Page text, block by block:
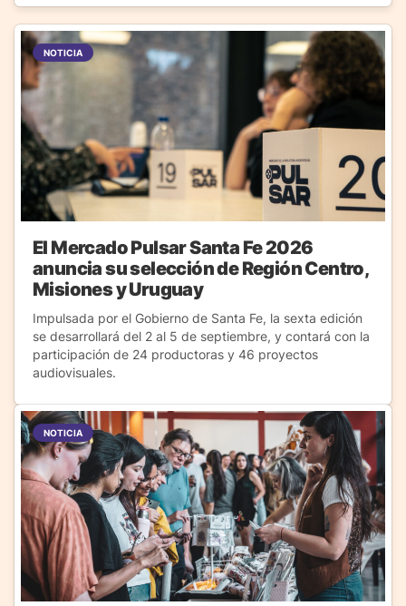
NOTICIA
El Mercado Pulsar Santa Fe 2026
anuncia su selección de Región Centro,
Misiones y Uruguay
Impulsada por el Gobierno de Santa Fe, la sexta edición
se desarrollará del 2 al 5 de septiembre, y contará con la
participación de 24 productoras y 46 proyectos
audiovisuales.
NOTICIA